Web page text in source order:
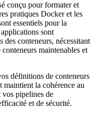
conçu pour formater et
pratiques Docker et les
essentiels pour la
sont
des conteneurs, nécessitant
maintenables et
définitions de conteneurs
la cohérence au
vos pipelines de
et de sécurité.